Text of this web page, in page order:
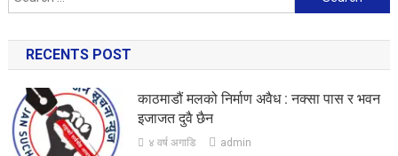
for:
RECENTS POST
काठमाडौं मलको निर्माण अवैध : नक्सा पास र भवन
इजाजत दुवै छैन
४ वर्ष अगाडि admin